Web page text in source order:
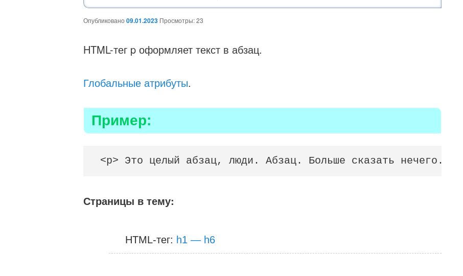
содержимому
Опубликовано09.01.2023 Просмотры: 23
HTML-тег p оформляет текст в абзац.
Глобальные атрибуты.
Пример:
<p> Это целый абзац, люди. Абзац. Больше сказать нечего.</p>
Страницы в тему:
HTML-тег: h1 — h6